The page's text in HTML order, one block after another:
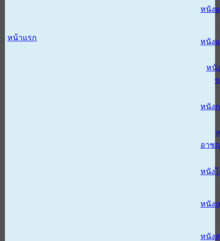
หน้าแรก
หนัง
หนัง
หนั
หนัง
อาช
หนัง
หนังเ
หนัง